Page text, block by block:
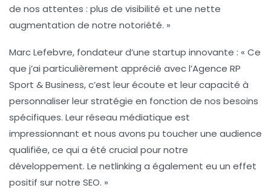
de nos attentes : plus de visibilité et une nette
augmentation de notre notoriété. »
Marc Lefebvre, fondateur d’une startup innovante : « Ce
que j’ai particulièrement apprécié avec l’Agence RP
Sport & Business, c’est leur écoute et leur capacité à
personnaliser leur stratégie en fonction de nos besoins
spécifiques. Leur réseau médiatique est
impressionnant et nous avons pu toucher une audience
qualifiée, ce qui a été crucial pour notre
développement. Le netlinking a également eu un effet
positif sur notre SEO. »